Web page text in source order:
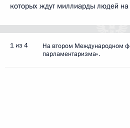
которых ждут миллиарды людей на
1 из 4
На втором Международном
парламентаризма».